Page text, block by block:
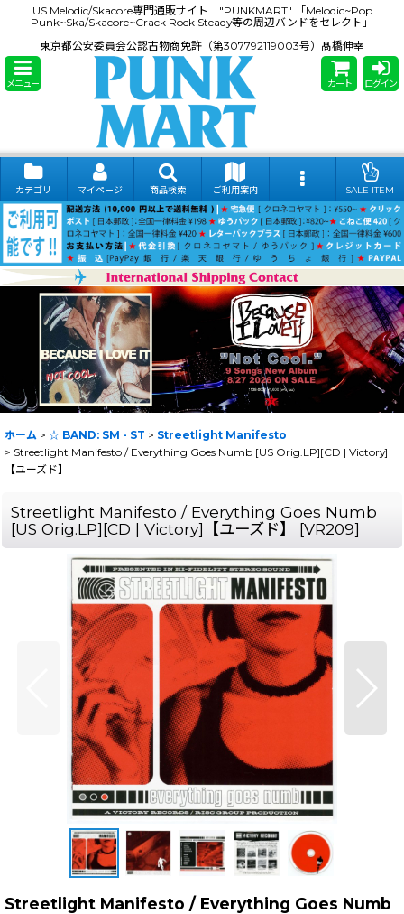
US Melodic/Skacore専門通販サイト "PUNKMART" 「Melodic~Pop
Punk~Ska/Skacore~Crack Rock Steady等の周辺バンドをセレクト」
東京都公安委員会公認古物商免許（第307792119003号）髙橋伸幸
メニュー カート ログイン
カテゴリ マイページ 商品検索 ご利用案内 SALE ITEM
ホーム > ☆ BAND: SM - ST > Streetlight Manifesto
> Streetlight Manifesto / Everything Goes Numb [US Orig.LP][CD | Victory]
【ユーズド】
Streetlight Manifesto / Everything Goes Numb
[US Orig.LP][CD | Victory]【ユーズド】
[VR209]
Streetlight Manifesto / Everything Goes Numb